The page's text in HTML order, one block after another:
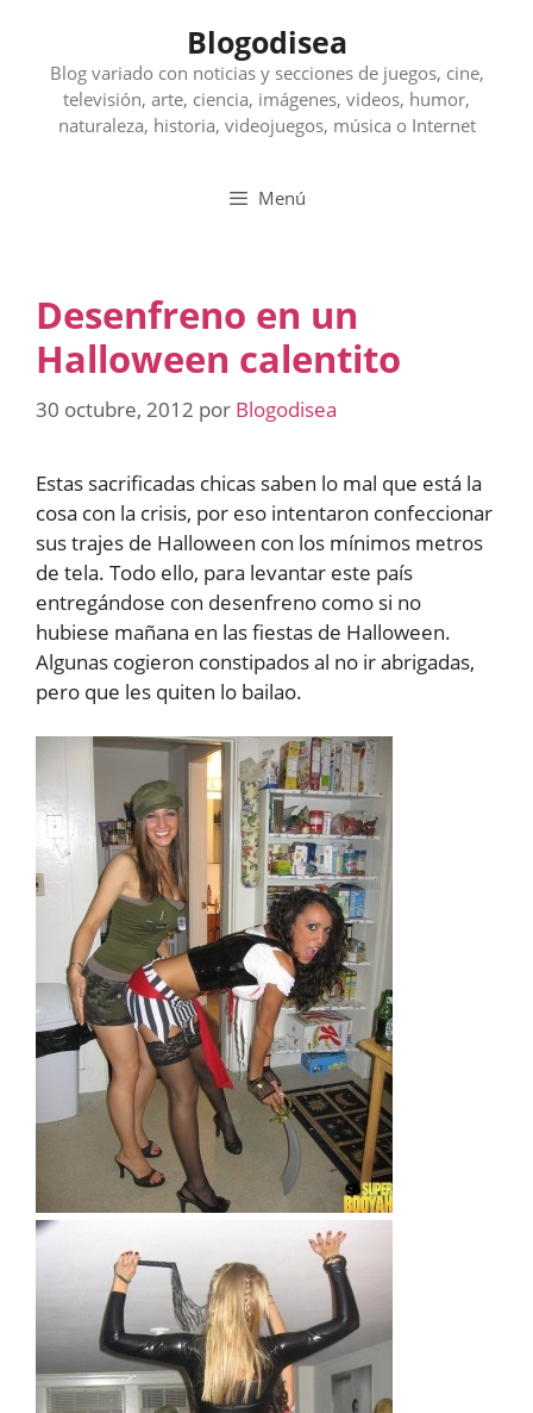
contenido
Blogodisea
Blog variado con noticias y secciones de juegos, cine,
televisión, arte, ciencia, imágenes, videos, humor,
naturaleza, historia, videojuegos, música o Internet
Menú
Desenfreno en un
Halloween calentito
30 octubre, 2012 por Blogodisea
Estas sacrificadas chicas saben lo mal que está la
cosa con la crisis, por eso intentaron confeccionar
sus trajes de Halloween con los mínimos metros
de tela. Todo ello, para levantar este país
entregándose con desenfreno como si no
hubiese mañana en las fiestas de Halloween.
Algunas cogieron constipados al no ir abrigadas,
pero que les quiten lo bailao.